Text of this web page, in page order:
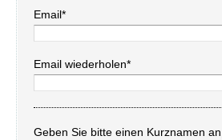
Email*
Email wiederholen*
Geben Sie bitte einen Kurznamen